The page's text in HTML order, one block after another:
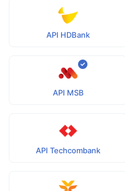
API HDBank
API MSB
API Techcombank